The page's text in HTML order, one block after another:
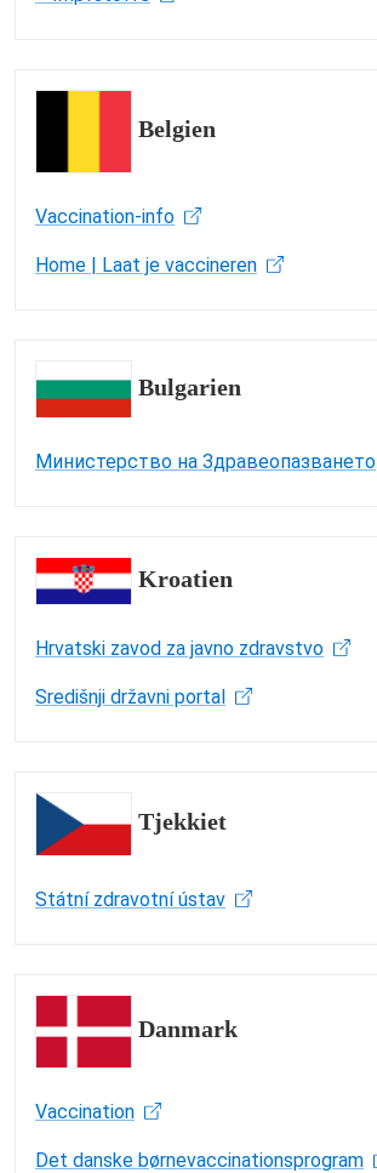
Belgien
Vaccination-info
Home | Laat je vaccineren
Bulgarien
Министерство на Здравеопазването
Kroatien
Hrvatski zavod za javno zdravstvo
Središnji državni portal
Tjekkiet
Státní zdravotní ústav
Danmark
Vaccination
Det danske børnevaccinationsprogram